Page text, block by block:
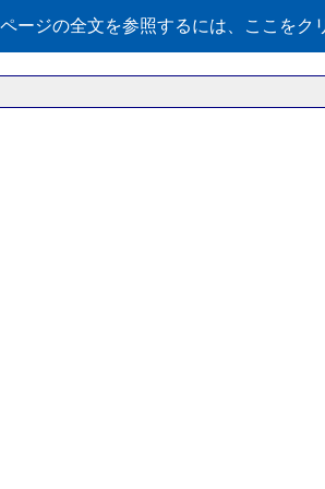
ージの全文を参照するには、ここをク